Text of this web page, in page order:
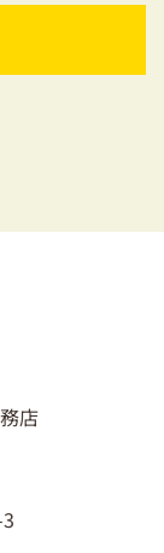
店